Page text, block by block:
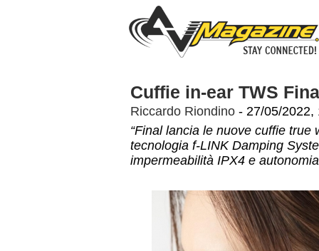
Cuffie in-ear TWS
Riccardo Riondino - 27/05/2022,
“Final lancia le nuove cuffie
tecnologia f-LINK Damping
impermeabilità IPX4 e